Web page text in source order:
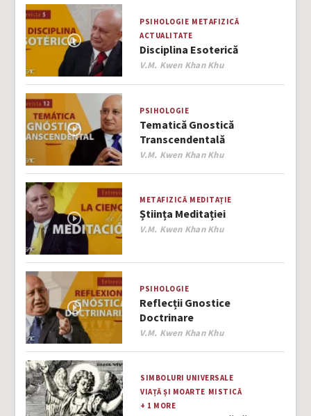
PSIHOLOGIE METAFIZICĂ
ACTUALITATE
Disciplina Esoterică
Author
V.M. Kwen Khan Khu
PSIHOLOGIE
Tematică Gnostică
Transcendentală
Author
V.M. Kwen Khan Khu
METAFIZICĂ MEDITAȚIE
Știința Meditației
Author
V.M. Kwen Khan Khu
PSIHOLOGIE
Reflecții Gnostice
Doctrinare
Author
V.M. Kwen Khan Khu
SIMBOLURI UNIVERSALE
VIAȚĂ ȘI MOARTE MISTICĂ
+ 1 MORE